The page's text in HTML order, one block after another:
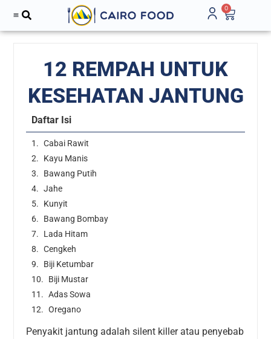
0
12 REMPAH UNTUK
KESEHATAN JANTUNG
Daftar Isi
Cabai Rawit
Kayu Manis
Bawang Putih
Jahe
Kunyit
Bawang Bombay
Lada Hitam
Cengkeh
Biji Ketumbar
Biji Mustar
Adas Sowa
Oregano
Penyakit jantung adalah silent killer atau penyebab